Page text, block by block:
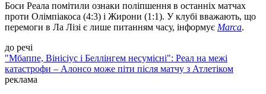
Боси Реала помітили ознаки поліпшення в останніх матчах
проти Олімпіакоса (4:3) і Жирони (1:1). У клубі вважають, що
перемоги в Ла Лізі є лише питанням часу, інформує Marca.
до речі
"Мбаппе, Вінісіус і Беллінгем несумісні": Реал на межі
катастрофи – Алонсо може піти після матчу з Атлетіком
реклама